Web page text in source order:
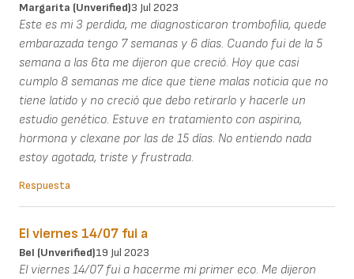
Margarita (unverified)3 Jul 2023
Este es mi 3 perdida, me diagnosticaron trombofilia, quede
embarazada tengo 7 semanas y 6 días. Cuando fui de la 5
semana a las 6ta me dijeron que creció. Hoy que casi
cumplo 8 semanas me dice que tiene malas noticia que no
tiene latido y no creció que debo retirarlo y hacerle un
estudio genético. Estuve en tratamiento con aspirina,
hormona y clexane por las de 15 días. No entiendo nada
estoy agotada, triste y frustrada.
Respuesta
El viernes 14/07 fui a
Bel (unverified)19 Jul 2023
El viernes 14/07 fui a hacerme mi primer eco. Me dijeron